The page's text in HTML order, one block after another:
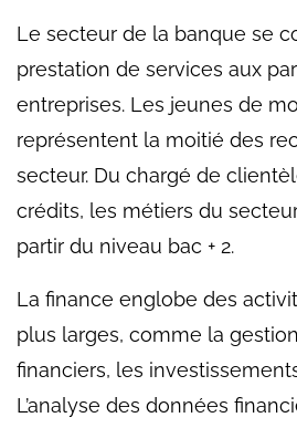
Le secteur de la banque se
prestation de services aux
entreprises. Les jeunes de
représentent la moitié des
secteur. Du chargé de
crédits, les métiers du
partir du niveau bac + 2.
La finance englobe des
plus larges, comme la
financiers, les
L’analyse des données